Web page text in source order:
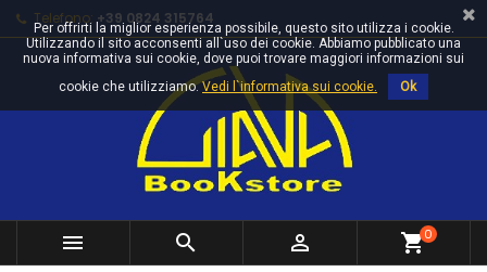
Telefono: +39 0824 315764
   shopping_cart0
Per offrirti la miglior esperienza possibile, questo sito utilizza i cookie.
Utilizzando il sito acconsenti all`uso dei cookie. Abbiamo pubblicato una
nuova informativa sui cookie, dove puoi trovare maggiori informazioni sui
cookie che utilizziamo.Vedi l`informativa sui cookie. Ok